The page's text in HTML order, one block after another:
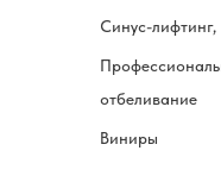
отбеливание
Виниры
Синус-лифтинг,